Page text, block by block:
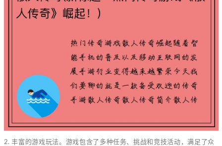
2. 丰富的游戏玩法。游戏包含了多种任务、挑战和竞技活动，满足了众